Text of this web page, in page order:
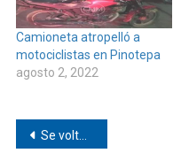
Camioneta atropelló a
motociclistas en Pinotepa
agosto 2, 2022
Navegación
Se voltea camioneta cerca de Pinotepa